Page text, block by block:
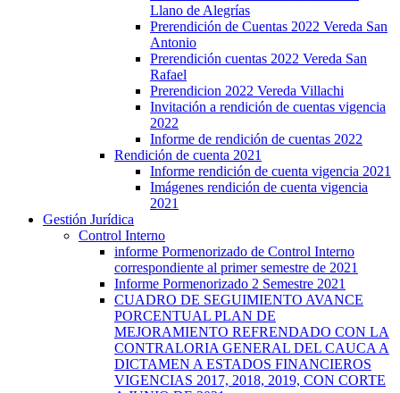
Llano de Alegrías
Prerendición de Cuentas 2022 Vereda San
Antonio
Prerendición cuentas 2022 Vereda San
Rafael
Prerendicion 2022 Vereda Villachi
Invitación a rendición de cuentas vigencia
2022
Informe de rendición de cuentas 2022
Rendición de cuenta 2021
Informe rendición de cuenta vigencia 2021
Imágenes rendición de cuenta vigencia
2021
Gestión Jurídica
Control Interno
informe Pormenorizado de Control Interno
correspondiente al primer semestre de 2021
Informe Pormenorizado 2 Semestre 2021
CUADRO DE SEGUIMIENTO AVANCE
PORCENTUAL PLAN DE
MEJORAMIENTO REFRENDADO CON LA
CONTRALORIA GENERAL DEL CAUCA A
DICTAMEN A ESTADOS FINANCIEROS
VIGENCIAS 2017, 2018, 2019, CON CORTE